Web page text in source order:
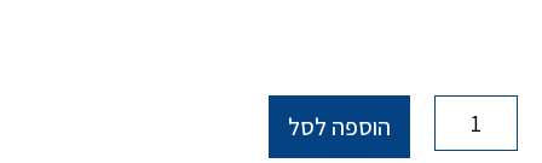
הוספה לסל